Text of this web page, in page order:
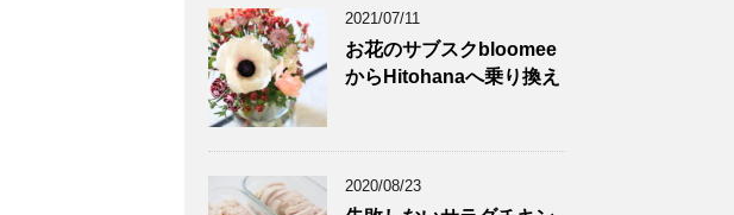
2021/07/11
お花のサブスクbloomee
からHitohanaへ乗り換え
2020/08/23